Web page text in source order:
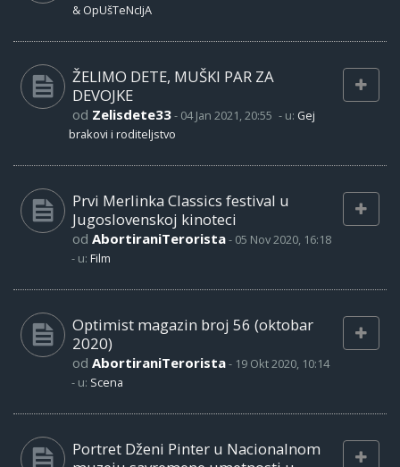
& OpUšTeNcIjA
ŽELIMO DETE, MUŠKI PAR ZA
DEVOJKE
od Zelisdete33- 04 Jan 2021, 20:55 - u: Gej
brakovi i roditeljstvo
Prvi Merlinka Classics festival u
Jugoslovenskoj kinoteci
od AbortiraniTerorista- 05 Nov 2020, 16:18
- u: Film
Optimist magazin broj 56 (oktobar
2020)
od AbortiraniTerorista- 19 Okt 2020, 10:14
- u: Scena
Portret Dženi Pinter u Nacionalnom